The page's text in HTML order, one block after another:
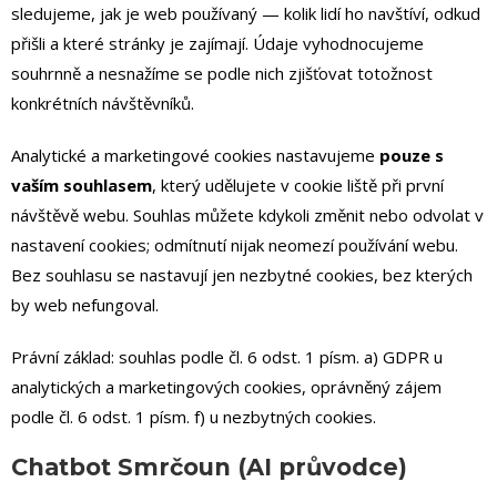
sledujeme, jak je web používaný — kolik lidí ho navštíví, odkud
přišli a které stránky je zajímají. Údaje vyhodnocujeme
souhrnně a nesnažíme se podle nich zjišťovat totožnost
konkrétních návštěvníků.
Analytické a marketingové cookies nastavujeme pouze s
vaším souhlasem, který udělujete v cookie liště při první
návštěvě webu. Souhlas můžete kdykoli změnit nebo odvolat v
nastavení cookies; odmítnutí nijak neomezí používání webu.
Bez souhlasu se nastavují jen nezbytné cookies, bez kterých
by web nefungoval.
Právní základ: souhlas podle čl. 6 odst. 1 písm. a) GDPR u
analytických a marketingových cookies, oprávněný zájem
podle čl. 6 odst. 1 písm. f) u nezbytných cookies.
Chatbot Smrčoun (AI průvodce)